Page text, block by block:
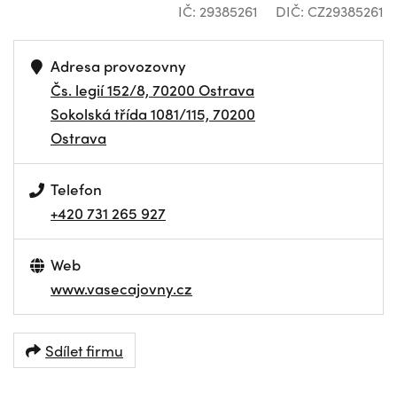
IČ: 29385261 DIČ: CZ29385261
Adresa provozovny
Čs. legií 152/8, 70200 Ostrava
Sokolská třída 1081/115, 70200
Ostrava
Telefon
+420 731 265 927
Web
www.vasecajovny.cz
Sdílet firmu